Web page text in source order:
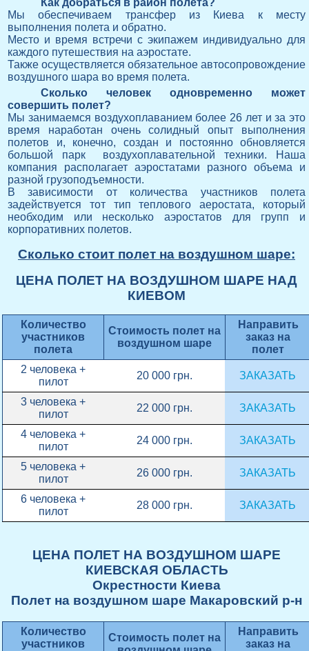
Мы обеспечиваем трансфер из Киева к месту
выполнения полета и обратно.
Место и время встречи с экипажем индивидуально для
каждого путешествия на аэростате.
Также осуществляется обязательное автосопровождение
воздушного шара во время полета.
Сколько человек одновременно может
совершить полет?
Мы занимаемся воздухоплаванием более 26 лет и за это
время наработан очень солидный опыт выполнения
полетов и, конечно, создан и постоянно обновляется
большой парк воздухоплавательной техники. Наша
компания располагает аэростатами разного объема и
разной грузоподъемности.
В зависимости от количества участников полета
задействуется тот тип теплового аеростата, который
необходим или несколько аэростатов для групп и
корпоративних полетов.
Сколько стоит полет на воздушном шаре:
ЦЕНА ПОЛЕТ НА ВОЗДУШНОМ ШАРЕ НАД
КИЕВОМ
Количество
участников
полета
Стоимость полет на
воздушном шаре
Направить
заказ на
полет
2 человека +
пилот
20 000 грн. ЗАКАЗАТЬ
3 человека +
пилот
22 000 грн. ЗАКАЗАТЬ
4 человека +
пилот
24 000 грн. ЗАКАЗАТЬ
5 человека +
пилот
26 000 грн. ЗАКАЗАТЬ
6 человека +
пилот
28 000 грн. ЗАКАЗАТЬ
ЦЕНА ПОЛЕТ НА ВОЗДУШНОМ ШАРЕ
КИЕВСКАЯ ОБЛАСТЬ
Окрестности Киева
Полет на воздушном шаре Макаровский р-н
Количество
участников
Стоимость полет на
Направить
заказ на